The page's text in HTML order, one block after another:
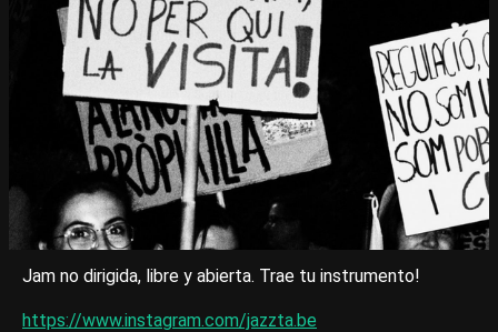
Jam no dirigida, libre y abierta. Trae tu instrumento!
https://www.instagram.com/jazzta.be